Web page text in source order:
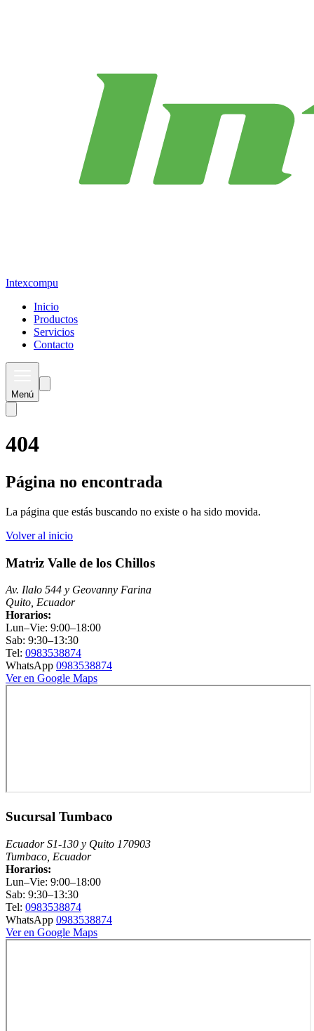
Intexcompu
Inicio
Productos
Servicios
Contacto
Menú
404
Página no encontrada
La página que estás buscando no existe o ha sido movida.
Volver al inicio
Matriz Valle de los Chillos
Av. Ilalo 544 y Geovanny Farina
Quito, Ecuador
Horarios:
Lun–Vie: 9:00–18:00
Sab: 9:30–13:30
Tel: 0983538874
WhatsApp 0983538874
Ver en Google Maps
Sucursal Tumbaco
Ecuador S1-130 y Quito 170903
Tumbaco, Ecuador
Horarios:
Lun–Vie: 9:00–18:00
Sab: 9:30–13:30
Tel: 0983538874
WhatsApp 0983538874
Ver en Google Maps